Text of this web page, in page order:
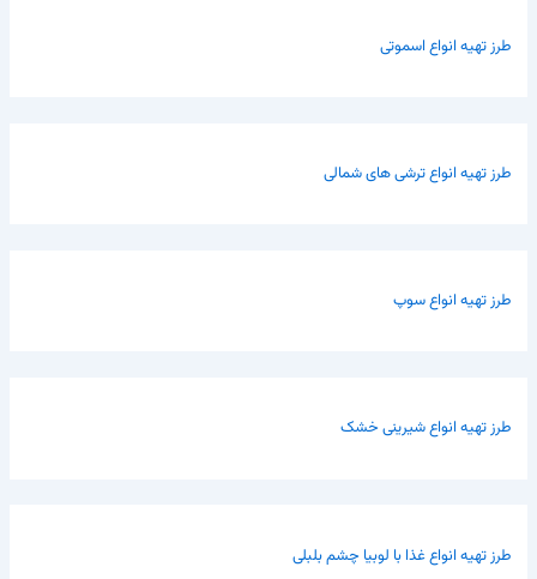
طرز تهیه انواع اسموتی
طرز تهیه انواع ترشی های شمالی
طرز تهیه انواع سوپ
طرز تهیه انواع شیرینی خشک
طرز تهیه انواع غذا با لوبیا چشم بلبلی